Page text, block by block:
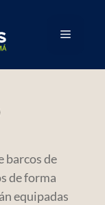
barcos de
de forma
equipadas